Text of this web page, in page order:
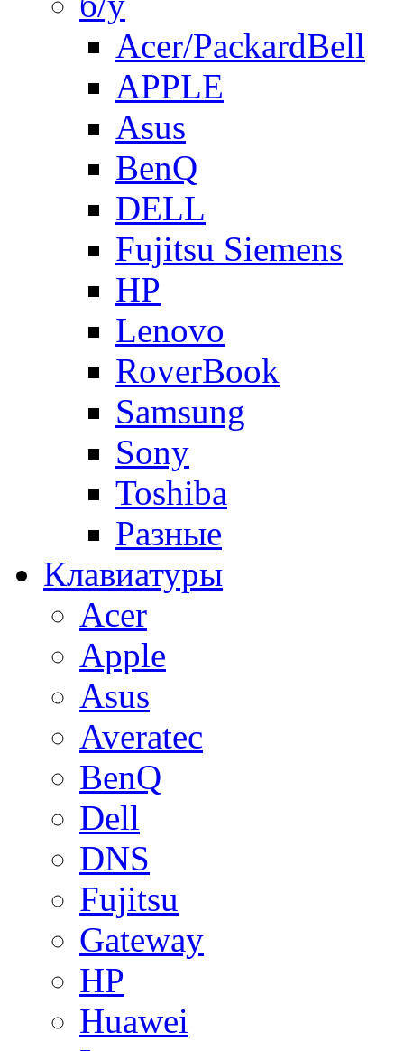
Acer/PackardBell
APPLE
Asus
BenQ
DELL
Fujitsu Siemens
HP
Lenovo
RoverBook
Samsung
Sony
Toshiba
Разные
Клавиатуры
Acer
Apple
Asus
Averatec
BenQ
Dell
DNS
Fujitsu
Gateway
HP
Huawei